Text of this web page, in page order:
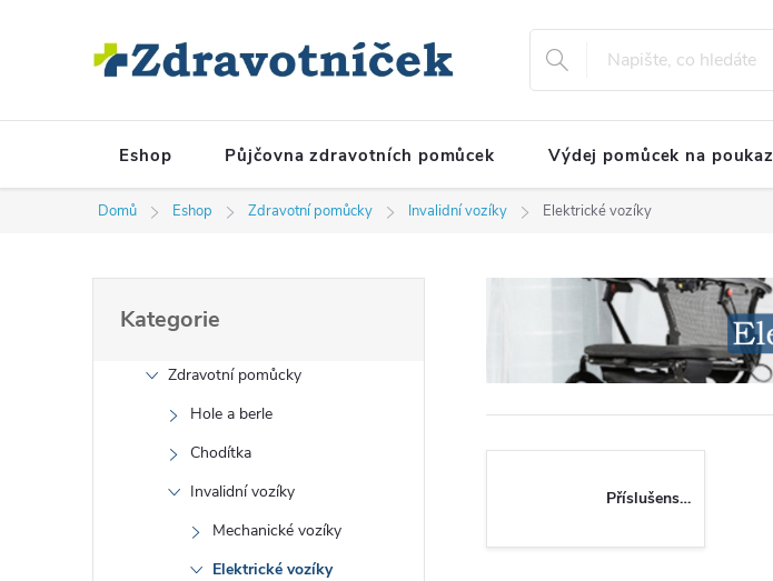
Eshop Půjčovna zdravotních pomůcek Výdej pomůcek na poukaz
Domů Eshop Zdravotní pomůcky Invalidní vozíky Elektrické vozíky
Kategorie
Zdravotní pomůcky
Hole a berle
Chodítka
Invalidní vozíky
Mechanické vozíky
Elektrické vozíky
Příslušenství